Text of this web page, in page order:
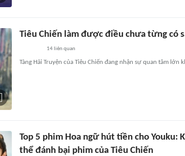
Tiêu Chiến làm được điều chưa từng có
14liên quan
Tàng Hải Truyện của Tiêu Chiến đang nhận sự quan tâm lớn
Top 5 phim Hoa ngữ hút tiền cho Youku:
thể đánh bại phim của Tiêu Chiến